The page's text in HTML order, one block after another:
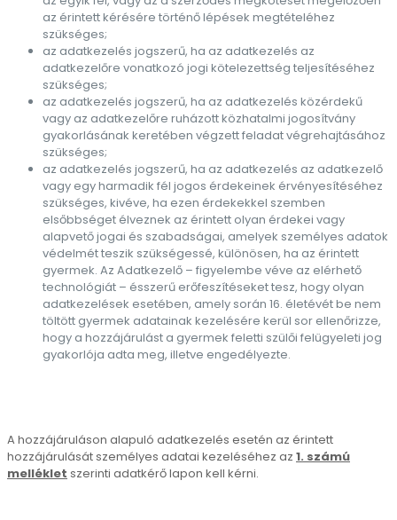
az érintett kérésére történő lépések megtételéhez
szükséges;
az adatkezelés jogszerű, ha az adatkezelés az
adatkezelőre vonatkozó jogi kötelezettség teljesítéséhez
szükséges;
az adatkezelés jogszerű, ha az adatkezelés közérdekű
vagy az adatkezelőre ruházott közhatalmi jogosítvány
gyakorlásának keretében végzett feladat végrehajtásához
szükséges;
az adatkezelés jogszerű, ha az adatkezelés az adatkezelő
vagy egy harmadik fél jogos érdekeinek érvényesítéséhez
szükséges, kivéve, ha ezen érdekekkel szemben
elsőbbséget élveznek az érintett olyan érdekei vagy
alapvető jogai és szabadságai, amelyek személyes adatok
védelmét teszik szükségessé, különösen, ha az érintett
gyermek. Az Adatkezelő – figyelembe véve az elérhető
technológiát – ésszerű erőfeszítéseket tesz, hogy olyan
adatkezelések esetében, amely során 16. életévét be nem
töltött gyermek adatainak kezelésére kerül sor ellenőrizze,
hogy a hozzájárulást a gyermek feletti szülői felügyeleti jog
gyakorlója adta meg, illetve engedélyezte.
A hozzájáruláson alapuló adatkezelés esetén az érintett
hozzájárulását személyes adatai kezeléséhez az 1. számú
melléklet szerinti adatkérő lapon kell kérni.